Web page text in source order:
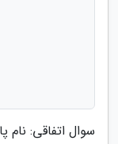
سوال اتفاقی: